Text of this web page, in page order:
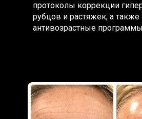
протоколы коррекции
рубцов и растяжек, а также
антивозрастные